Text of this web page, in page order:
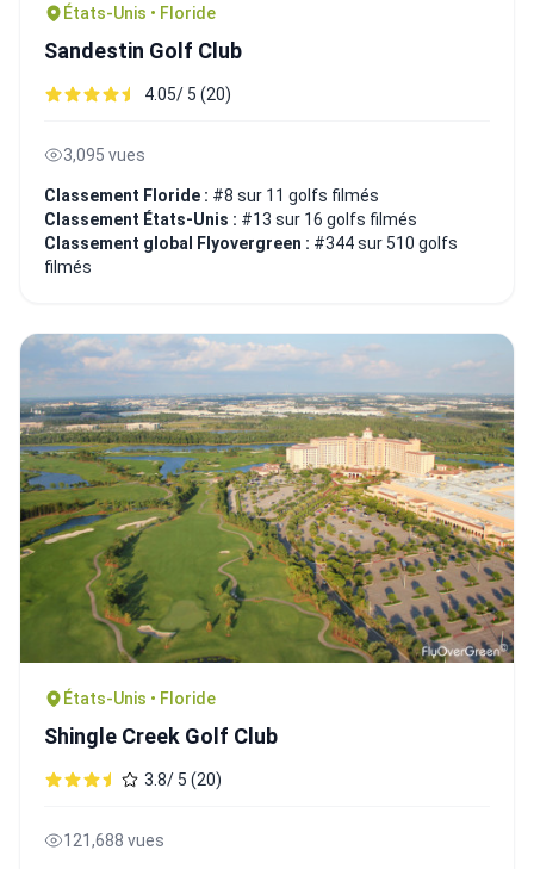
États-Unis • Floride
Sandestin Golf Club
4.05/ 5 (20)
3,095 vues
Classement Floride : #8 sur 11 golfs filmés
Classement États-Unis : #13 sur 16 golfs filmés
Classement global Flyovergreen : #344 sur 510 golfs
filmés
États-Unis • Floride
Shingle Creek Golf Club
3.8/ 5 (20)
121,688 vues